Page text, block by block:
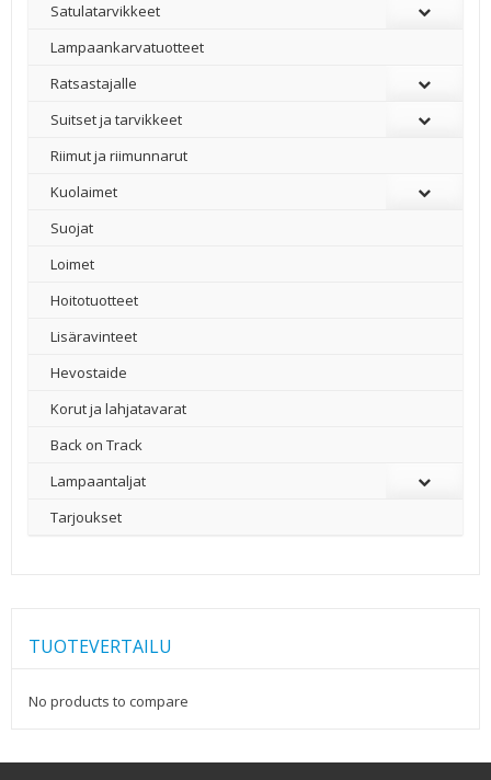
Satulatarvikkeet
–
Lampaankarvatuotteet
Ratsastajalle
Suitset ja tarvikkeet
Riimut ja riimunnarut
Kuolaimet
Suojat
Loimet
Hoitotuotteet
Lisäravinteet
Hevostaide
Korut ja lahjatavarat
Back on Track
Lampaantaljat
Tarjoukset
TUOTEVERTAILU
No products to compare